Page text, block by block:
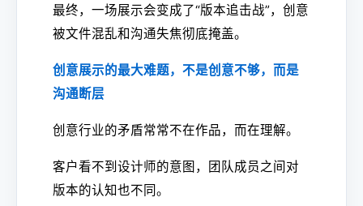
最终，一场展示会变成了“版本追击战”，创意
被文件混乱和沟通失焦彻底掩盖。
创意展示的最大难题，不是创意不够，而是
沟通断层
创意行业的矛盾常常不在作品，而在理解。
客户看不到设计师的意图，团队成员之间对
版本的认知也不同。